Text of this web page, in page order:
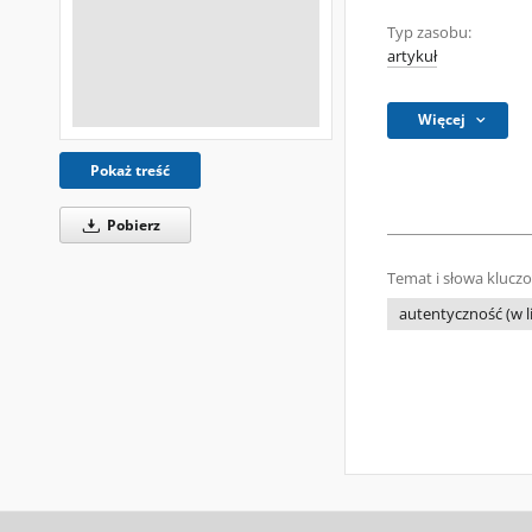
Pokaż treść
Pobierz
Typ zasobu:
artykuł
Więcej
Temat i słowa
autentyczność (w